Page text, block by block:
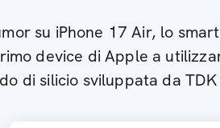
su iPhone 17 Air, lo
device di Apple a
di silicio sviluppata da TDK